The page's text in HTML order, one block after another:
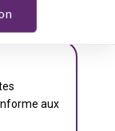
aux